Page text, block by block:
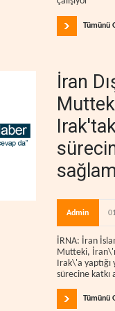
Tümünü
İran
Admin
İRNA: İran
Mutteki,
Irak\'a
sürecine katkı
Tümünü